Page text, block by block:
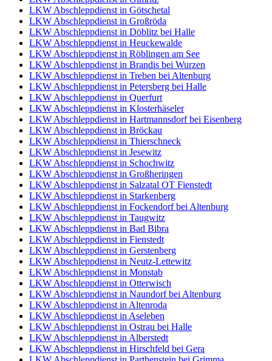
LKW Abschleppdienst in Götschetal
LKW Abschleppdienst in Großröda
LKW Abschleppdienst in Döblitz bei Halle
LKW Abschleppdienst in Heuckewalde
LKW Abschleppdienst in Röblingen am See
LKW Abschleppdienst in Brandis bei Wurzen
LKW Abschleppdienst in Treben bei Altenburg
LKW Abschleppdienst in Petersberg bei Halle
LKW Abschleppdienst in Querfurt
LKW Abschleppdienst in Klosterhäseler
LKW Abschleppdienst in Hartmannsdorf bei Eisenberg
LKW Abschleppdienst in Bröckau
LKW Abschleppdienst in Thierschneck
LKW Abschleppdienst in Jesewitz
LKW Abschleppdienst in Schochwitz
LKW Abschleppdienst in Großheringen
LKW Abschleppdienst in Salzatal OT Fienstedt
LKW Abschleppdienst in Starkenberg
LKW Abschleppdienst in Fockendorf bei Altenburg
LKW Abschleppdienst in Taugwitz
LKW Abschleppdienst in Bad Bibra
LKW Abschleppdienst in Fienstedt
LKW Abschleppdienst in Gerstenberg
LKW Abschleppdienst in Neutz-Lettewitz
LKW Abschleppdienst in Monstab
LKW Abschleppdienst in Otterwisch
LKW Abschleppdienst in Naundorf bei Altenburg
LKW Abschleppdienst in Altenroda
LKW Abschleppdienst in Aseleben
LKW Abschleppdienst in Ostrau bei Halle
LKW Abschleppdienst in Alberstedt
LKW Abschleppdienst in Hirschfeld bei Gera